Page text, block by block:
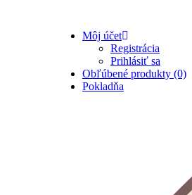
Môj účet
Registrácia
Prihlásiť sa
Obľúbené produkty (0)
Pokladňa